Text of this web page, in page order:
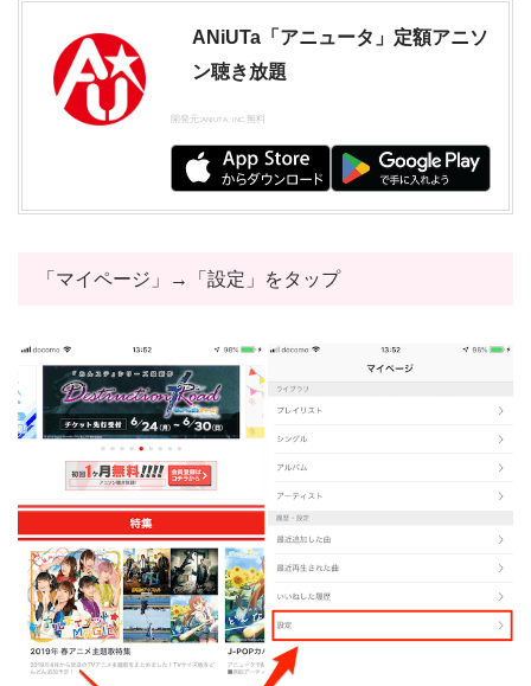
ANiUTa「アニュータ」定額アニソ
ン聴き放題
開発元:ANIUTA, INC. 無料
「マイページ」→「設定」をタップ